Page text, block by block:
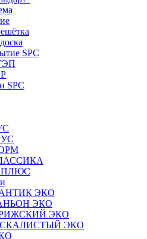
SPC
SPC
ЭКО
ЭКО
ЭКО
ЭКО